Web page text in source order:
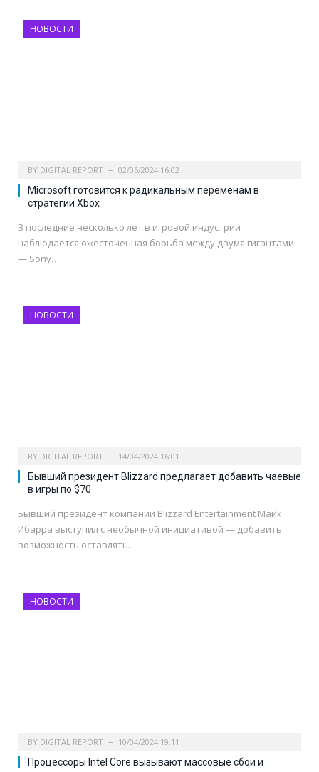
НОВОСТИ
BY DIGITAL REPORT 02/05/2024 16:02
Microsoft готовится к радикальным переменам в
стратегии Xbox
В последние несколько лет в игровой индустрии
наблюдается ожесточенная борьба между двумя гигантами
— Sony…
НОВОСТИ
BY DIGITAL REPORT 14/04/2024 16:01
Бывший президент Blizzard предлагает добавить чаевые
в игры по $70
Бывший президент компании Blizzard Entertainment Майк
Ибарра выступил с необычной инициативой — добавить
возможность оставлять…
НОВОСТИ
BY DIGITAL REPORT 10/04/2024 19:11
Процессоры Intel Core вызывают массовые сбои и